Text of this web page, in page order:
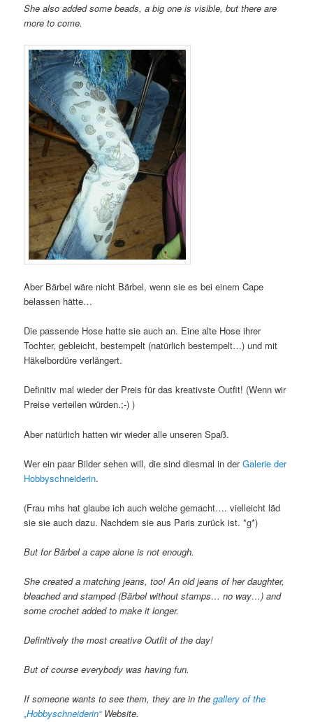
She also added some beads, a big one is visible, but there are
more to come.
Aber Bärbel wäre nicht Bärbel, wenn sie es bei einem Cape
belassen hätte…
Die passende Hose hatte sie auch an. Eine alte Hose ihrer
Tochter, gebleicht, bestempelt (natürlich bestempelt…) und mit
Häkelbordüre verlängert.
Definitiv mal wieder der Preis für das kreativste Outfit! (Wenn wir
Preise verteilen würden.;-) )
Aber natürlich hatten wir wieder alle unseren Spaß.
Wer ein paar Bilder sehen will, die sind diesmal in derGalerie der
Hobbyschneiderin.
(Frau mhs hat glaube ich auch welche gemacht…. vielleicht läd
sie sie auch dazu. Nachdem sie aus Paris zurück ist. *g*)
But for Bärbel a cape alone is not enough.
She created a matching jeans, too! An old jeans of her daughter,
bleached and stamped (Bärbel without stamps… no way…) and
some crochet added to make it longer.
Definitively the most creative Outfit of the day!
But of course everybody was having fun.
If someone wants to see them, they are in thegallery of the
„Hobbyschneiderin“Website.